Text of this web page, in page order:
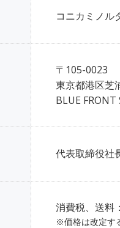
コニカミノル
〒105-0023
東京都港区芝
BLUE FRONT
代表取締役
消費税、送料
※価格は改定す